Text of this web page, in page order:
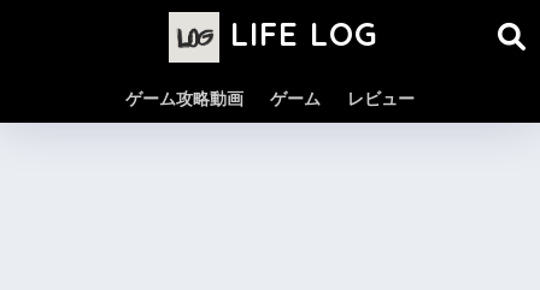
LIFE LOG
ゲーム攻略動画 ゲーム レビュー